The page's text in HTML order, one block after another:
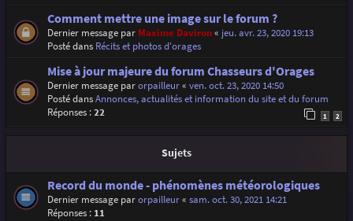
Comment mettre une image sur le forum ?
Dernier message par Maxime Daviron« jeu. avr. 23, 2020 19:13
Posté dans Récits et photos d'orages
Mise à jour majeure du forum Chasseurs d'Orages
Dernier message parorpailleur« ven. oct. 23, 2020 14:50
Posté dansAnnonces, actualités et information du site et du forum
Réponses :22 1 2
Sujets
Record du monde - phénomènes météorologiques
Dernier message parorpailleur« sam. oct. 30, 2021 14:21
Réponses : 11